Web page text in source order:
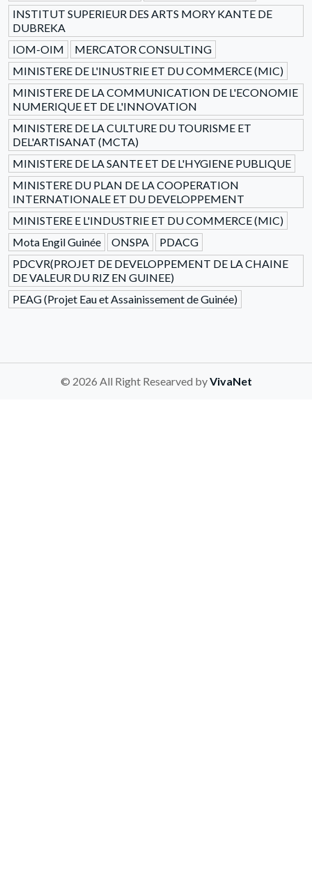
INSTITUT SUPERIEUR DES ARTS MORY KANTE DE
DUBREKA
IOM-OIM
MERCATOR CONSULTING
MINISTERE DE L'INUSTRIE ET DU COMMERCE (MIC)
MINISTERE DE LA COMMUNICATION DE L'ECONOMIE
NUMERIQUE ET DE L'INNOVATION
MINISTERE DE LA CULTURE DU TOURISME ET
DEL'ARTISANAT (MCTA)
MINISTERE DE LA SANTE ET DE L'HYGIENE PUBLIQUE
MINISTERE DU PLAN DE LA COOPERATION
INTERNATIONALE ET DU DEVELOPPEMENT
MINISTERE E L'INDUSTRIE ET DU COMMERCE (MIC)
Mota Engil Guinée
ONSPA
PDACG
PDCVR(PROJET DE DEVELOPPEMENT DE LA CHAINE
DE VALEUR DU RIZ EN GUINEE)
PEAG (Projet Eau et Assainissement de Guinée)
© 2026 All Right Researved byVivaNet